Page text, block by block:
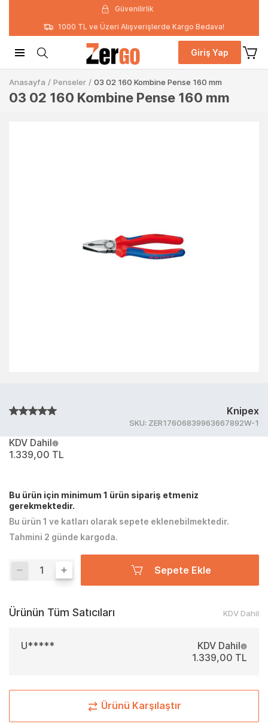
Güvenilirlik
1000 TL ve Üzeri Alışverişlerde Kargo Bedava!
Giriş Yap
Anasayfa / Penseler / 03 02 160 Kombine Pense 160 mm
03 02 160 Kombine Pense 160 mm
Knipex
SKU: ZER17606839963667892W-1
KDV Dahil
1.339,00 TL
Bu ürün için minimum 1 ürün sipariş etmeniz
gerekmektedir.
Bu ürün 1 ve katları olarak sepete eklenebilmektedir.
Tahmini 2 günde kargoda.
Sepete Ekle
Ürünün Tüm Satıcıları KDV Dahil
U*****
KDV Dahil
1.339,00 TL
Ürünü Karşılaştır